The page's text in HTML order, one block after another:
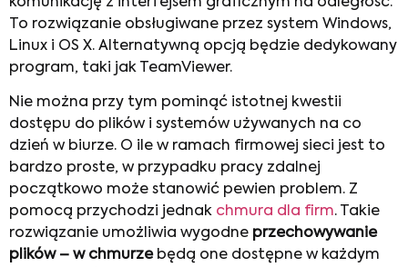
To rozwiązanie obsługiwane przez system Windows,
Linux i OS X. Alternatywną opcją będzie dedykowany
program, taki jak TeamViewer.
Nie można przy tym pominąć istotnej kwestii
dostępu do plików i systemów używanych na co
dzień w biurze. O ile w ramach firmowej sieci jest to
bardzo proste, w przypadku pracy zdalnej
początkowo może stanowić pewien problem. Z
pomocą przychodzi jednak chmura dla firm. Takie
rozwiązanie umożliwia wygodne przechowywanie
plików – w chmurzebędą one dostępne w każdym